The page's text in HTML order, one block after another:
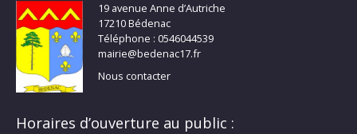
19 avenue Anne d’Autriche
17210 Bédenac
Téléphone : 0546044539
mairie@bedenac17.fr
Nous contacter
Horaires d’ouverture au public :